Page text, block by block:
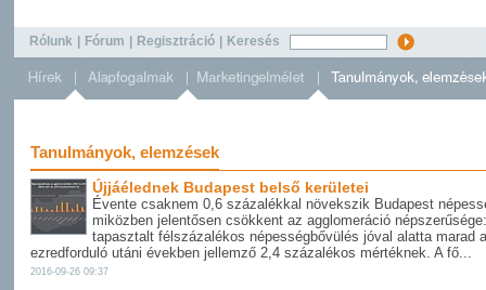
Rólunk Fórum Regisztráció Keresés
Tanulmányok, elemzések
Újjáélednek Budapest belső kerületei
Évente csaknem 0,6 százalékkal növekszik Budapest
miközben jelentősen csökkent az agglomeráció
tapasztalt félszázalékos népességbővülés jóval alatta marad
ezredforduló utáni években jellemző 2,4 százalékos mértéknek. A fő...
2016-09-26 09:37